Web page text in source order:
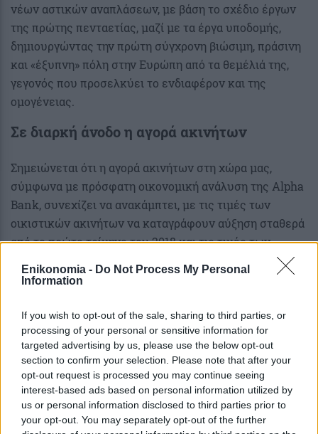
Enikonomia - Do Not Process My Personal
Information
If you wish to opt-out of the sale, sharing to third parties, or
processing of your personal or sensitive information for
targeted advertising by us, please use the below opt-out
section to confirm your selection. Please note that after your
opt-out request is processed you may continue seeing
interest-based ads based on personal information utilized by
us or personal information disclosed to third parties prior to
your opt-out. You may separately opt-out of the further
νέων αστικών αναπλάσεων, με βάση το σχέδιο έργων
της πρώτης πενταετίας, μαζί με τα έργα υποδομής,
δημιουργώντας την πρώτη σύγχρονη βιώσιμη, πράσινη
και «έξυπνη» πόλη στην Ευρώπη από τα θεμέλιά της,
γεγονός που προσελκύει το ενδιαφέρον και της
ομογένειας.
Σε διαρκή άνοδο η αγορά ακινήτων
Σημειώνεται ότι η αγορά ακινήτων στη χώρα μας,
σύμφωνα με πρόσφατη οικονομική ανάλυση της Alpha
Bank, συνεχίζει να ανακάμπτει, με τις τιμές των
οικιστικών ακινήτων να καταγράφουν αύξηση σταθερά
από το πρώτο τρίμηνο του 2018 και τις τιμές των
καταστημάτων- να παραμένουν σε ανοδική τροχιά. Η
ισχυρά αποτελέσματα βάσης, σύμφωνα με τους
αναλυτές της Alpha Bank στο εβδομαδιαία οικονομικό
δελτίο της Τράπεζας και επηρεάζεται από παράγοντες
που συνδέονται τόσο με την πλευρά της προσφοράς,
όσο και της ζήτησης, όπως η επιστροφή σε θετικούς
ρυθμούς οικονομικής μεγέθυνσης από το 2017 και η
θεαματική περαιτέρω ισχυροποίησή τους την